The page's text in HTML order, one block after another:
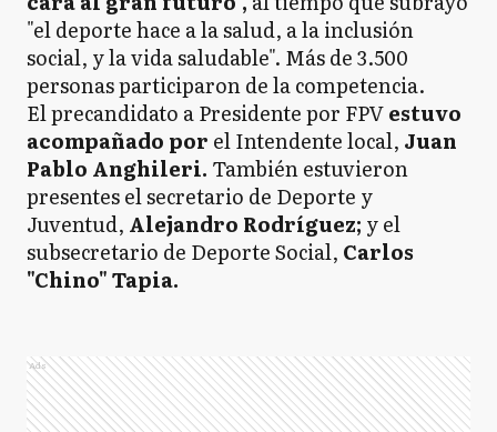
"el deporte hace a la salud, a la inclusión
social, y la vida saludable". Más de 3.500
personas participaron de la competencia.
El precandidato a Presidente por FPVestuvo
acompañado por el Intendente local, Juan
Pablo Anghileri. También estuvieron
presentes el secretario de Deporte y
Juventud, Alejandro Rodríguez; y el
subsecretario de Deporte Social, Carlos
"Chino" Tapia.
Ads